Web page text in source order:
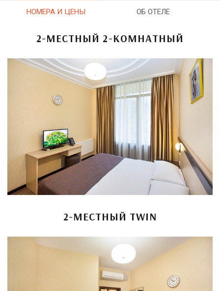
НОМЕРА И ЦЕНЫ ОБ ОТЕЛЕ
2-МЕСТНЫЙ 2-КОМНАТНЫЙ
2-МЕСТНЫЙ TWIN